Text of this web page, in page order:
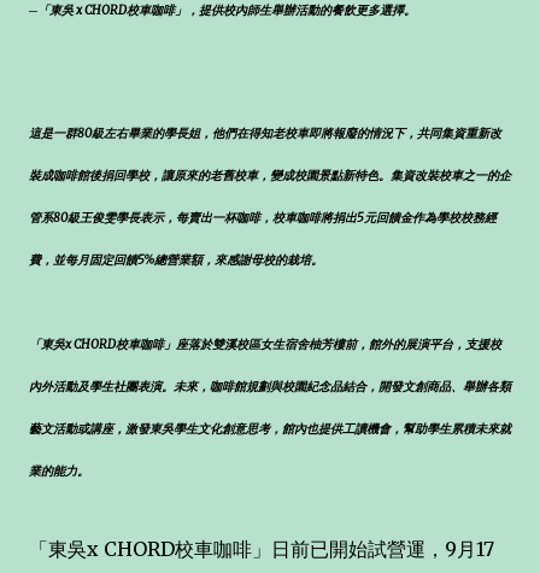
─「東吳 x CHORD校車咖啡」，提供校內師生舉辦活動的餐飲更多選擇。
這是一群80級左右畢業的學長姐，他們在得知老校車即將報廢的情況下，共同集資重新改
裝成咖啡館後捐回學校，讓原來的老舊校車，變成校園景點新特色。集資改裝校車之一的企
管系80級王俊雯學長表示，每賣出一杯咖啡，校車咖啡將捐出5元回饋金作為學校校務經
費，並每月固定回饋5%總營業額，來感謝母校的栽培。
「東吳x CHORD校車咖啡」座落於雙溪校區女生宿舍柚芳樓前，館外的展演平台，支援校
內外活動及學生社團表演。未來，咖啡館規劃與校園紀念品結合，開發文創商品、舉辦各類
藝文活動或講座，激發東吳學生文化創意思考，館內也提供工讀機會，幫助學生累積未來就
業的能力。
「東吳x CHORD校車咖啡」日前已開始試營運，9月17